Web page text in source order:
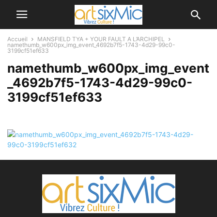
Accueil
MANSFIELD TYA + YOUR FAULT A L’ARCHIPEL
namethumb_w600px_img_event_4692b7f5-1743-4d29-99c0-
3199cf51ef633
namethumb_w600px_img_event
_4692b7f5-1743-4d29-99c0-
3199cf51ef633